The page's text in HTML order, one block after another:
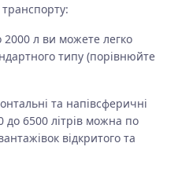
2000 л ви можете легко
типу (порівнюйте
та напівсферичні
до 6500 літрів можна по
відкритого та